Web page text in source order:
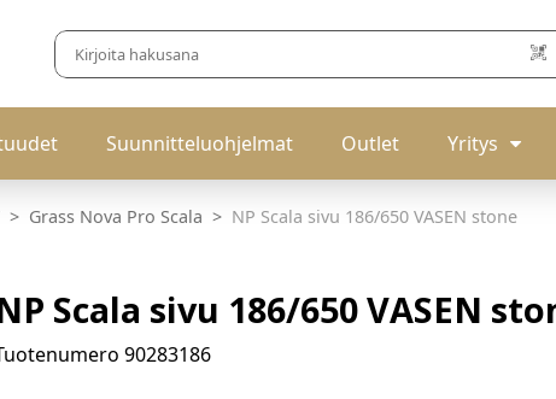
Suunnitteluohjelmat Outlet Yritys
Grass Nova Pro Scala NP Scala sivu 186/650 VASEN stone
Scala sivu 186/650 VASEN
90283186